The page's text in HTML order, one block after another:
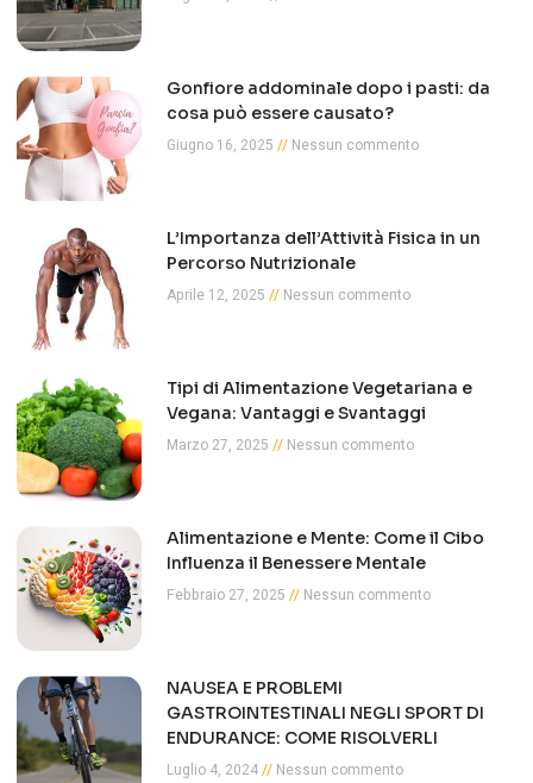
Gonfiore addominale dopo i pasti: da
cosa può essere causato?
Giugno 16, 2025
Nessun commento
L’Importanza dell’Attività Fisica in un
Percorso Nutrizionale
Aprile 12, 2025
Nessun commento
Tipi di Alimentazione Vegetariana e
Vegana: Vantaggi e Svantaggi
Marzo 27, 2025
Nessun commento
Alimentazione e Mente: Come il Cibo
Influenza il Benessere Mentale
Febbraio 27, 2025
Nessun commento
NAUSEA E PROBLEMI
GASTROINTESTINALI NEGLI SPORT DI
ENDURANCE: COME RISOLVERLI
Luglio 4, 2024
Nessun commento